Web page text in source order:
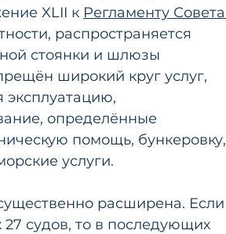
XLII к Регламенту Совета
распространяется
стоянки и шлюзы
широкий круг услуг,
эксплуатацию,
определённые
помощь, бункеровку,
услуги.
расширена. Если
судов, то в последующих